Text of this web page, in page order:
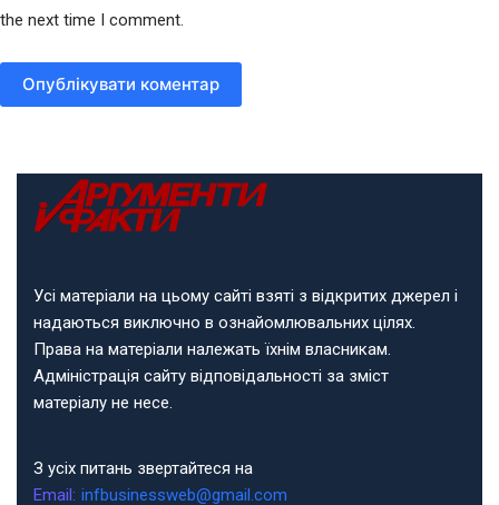
the next time I comment.
Опублікувати коментар
Усі матеріали на цьому сайті взяті з відкритих джерел і
надаються виключно в ознайомлювальних цілях.
Права на матеріали належать їхнім власникам.
Адміністрація сайту відповідальності за зміст
матеріалу не несе.
З усіх питань звертайтеся на
Email: infbusinessweb@gmail.com